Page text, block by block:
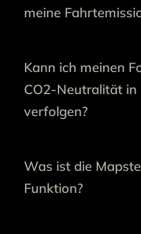
meine
Kann ich meinen
CO2-Neutralität in
verfolgen?
Was ist die
Funktion?